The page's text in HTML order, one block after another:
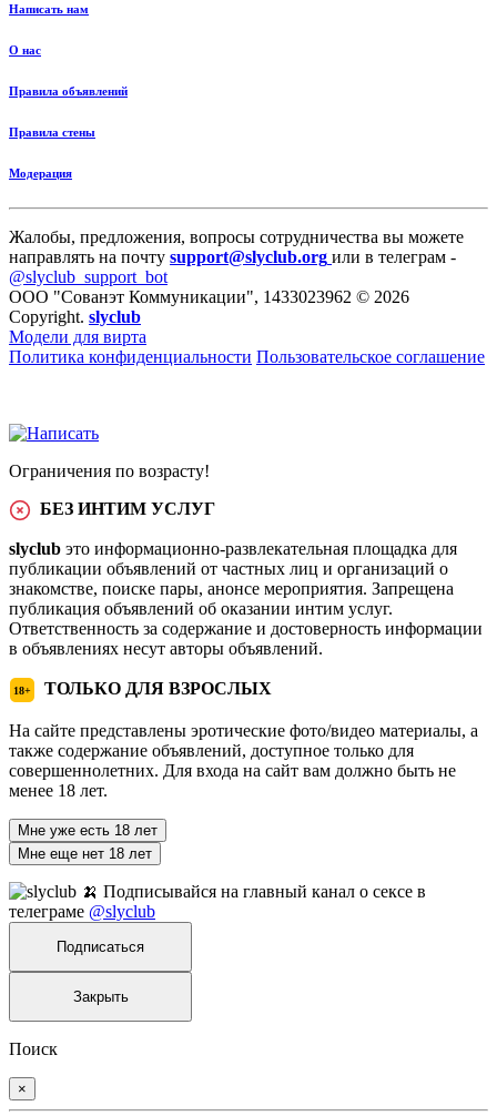
Написать нам
О нас
Правила объявлений
Правила стены
Модерация
Жалобы, предложения, вопросы сотрудничества вы можете
направлять на почту support@slyclub.org или в телеграм -
@slyclub_support_bot
ООО "Сованэт Коммуникации", 1433023962 © 2026
Copyright. slyclub
Модели для вирта
Политика конфиденциальности Пользовательское соглашение
Ограничения по возрасту!
БЕЗ ИНТИМ УСЛУГ
slyclub это информационно-развлекательная площадка для
публикации объявлений от частных лиц и организаций о
знакомстве, поиске пары, анонсе мероприятия. Запрещена
публикация объявлений об оказании интим услуг.
Ответственность за содержание и достоверность информации
в объявлениях несут авторы объявлений.
18+ ТОЛЬКО ДЛЯ ВЗРОСЛЫХ
На сайте представлены эротические фото/видео материалы, а
также содержание объявлений, доступное только для
совершеннолетних. Для входа на сайт вам должно быть не
менее 18 лет.
Мне уже есть 18 лет
Мне еще нет 18 лет
🍌 Подписывайся на главный канал о сексе в
телеграме @slyclub
Подписаться
Закрыть
Поиск
×